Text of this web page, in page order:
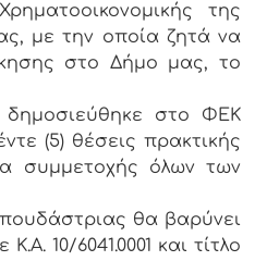
της
με την οποία ζητά να
στο Δήμο μας, το
δημοσιεύθηκε στο ΦΕΚ
(5) θέσεις πρακτικής
συμμετοχής όλων των
θα βαρύνει
10/6041.0001 και τίτλο